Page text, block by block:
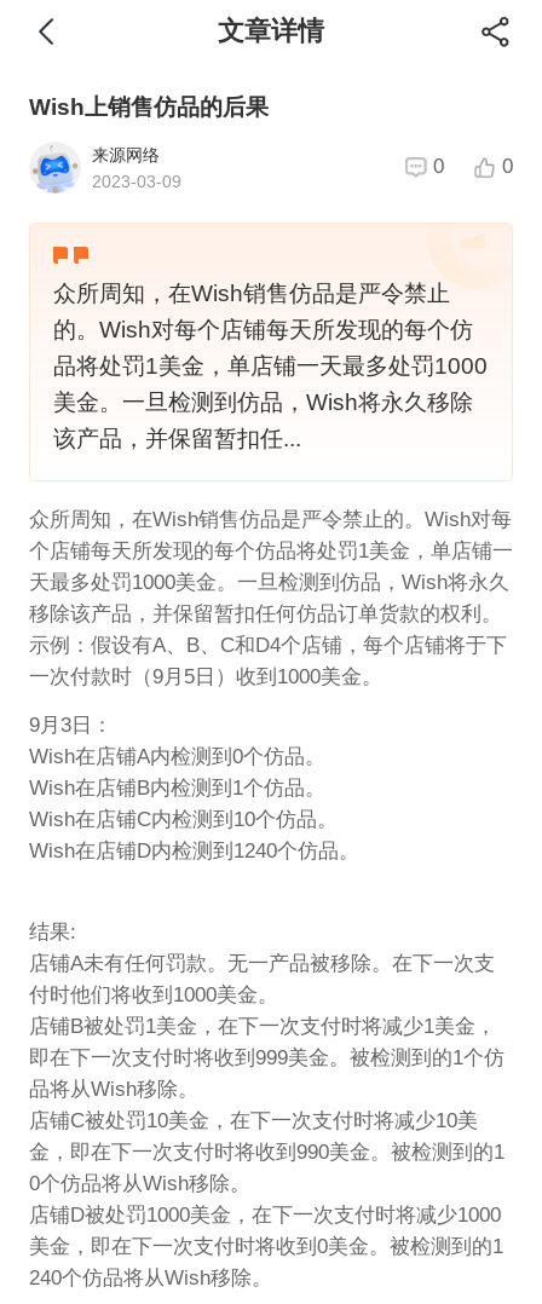
文章详情
Wish上销售仿品的后果
来源网络
2023-03-09
0 0
众所周知，在Wish销售仿品是严令禁止
的。Wish对每个店铺每天所发现的每个仿
品将处罚1美金，单店铺一天最多处罚1000
美金。一旦检测到仿品，Wish将永久移除
该产品，并保留暂扣任...
众所周知，在Wish销售仿品是严令禁止的。Wish对每
个店铺每天所发现的每个仿品将处罚1美金，单店铺一
天最多处罚1000美金。一旦检测到仿品，Wish将永久
移除该产品，并保留暂扣任何仿品订单货款的权利。
示例：假设有A、B、C和D4个店铺，每个店铺将于下
一次付款时（9月5日）收到1000美金。
9月3日：
Wish在店铺A内检测到0个仿品。
Wish在店铺B内检测到1个仿品。
Wish在店铺C内检测到10个仿品。
Wish在店铺D内检测到1240个仿品。
结果:
店铺A未有任何罚款。无一产品被移除。在下一次支
付时他们将收到1000美金。
店铺B被处罚1美金，在下一次支付时将减少1美金，
即在下一次支付时将收到999美金。被检测到的1个仿
品将从Wish移除。
店铺C被处罚10美金，在下一次支付时将减少10美
金，即在下一次支付时将收到990美金。被检测到的1
0个仿品将从Wish移除。
店铺D被处罚1000美金，在下一次支付时将减少1000
美金，即在下一次支付时将收到0美金。被检测到的1
240个仿品将从Wish移除。